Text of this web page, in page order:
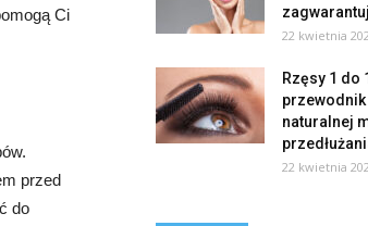
Ci
przed
do
22 kwietnia
Rzęsy 1 do
naturalnej
22 kwietnia